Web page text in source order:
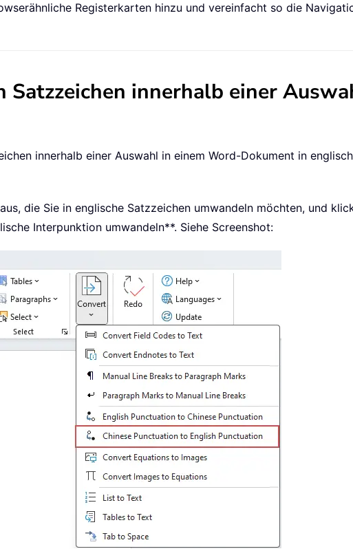
Registerkarten hinzu und vereinfacht so die
Satzzeichen innerhalb einer
innerhalb einer Auswahl in einem Word-Dokument in
die Sie in englische Satzzeichen umwandeln möchten, und
Interpunktion umwandeln**. Siehe Screenshot: